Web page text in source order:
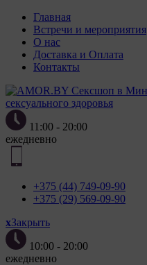
Главная
Встречи и мероприятия
О нас
Доставка и Оплата
Контакты
сексуального здоровья
11:00 - 20:00
ежедневно
+375 (44) 749-09-90
+375 (29) 569-09-90
xЗакрыть
10:00 - 20:00
ежедневно